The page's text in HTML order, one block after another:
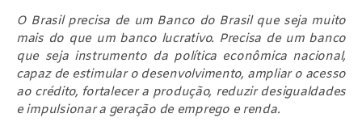
O Brasil precisa de um Banco do Brasil que seja muito
mais do que um banco lucrativo. Precisa de um banco
que seja instrumento da política econômica nacional,
capaz de estimular o desenvolvimento, ampliar o acesso
ao crédito, fortalecer a produção, reduzir desigualdades
e impulsionar a geração de emprego e renda.